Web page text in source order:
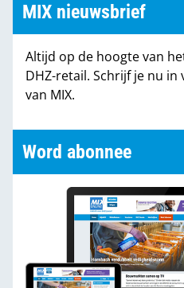
Partners
MIX nieuwsbrief
Altijd op de hoogte van
DHZ-retail. Schrijf je nu
van MIX.
Word abonnee